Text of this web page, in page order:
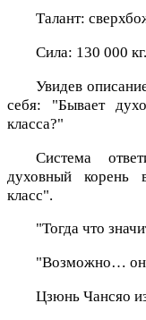
Талант:
Сила: 130 000 кг.
Увидев
себя: "Бывает
класса?"
Система
духовный корень
класс".
"Тогда что
"Возможно… он,
Цзюнь Чансяо